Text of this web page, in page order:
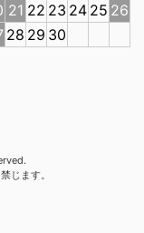
21 22 23 24 25 26
28 29 30
じます。